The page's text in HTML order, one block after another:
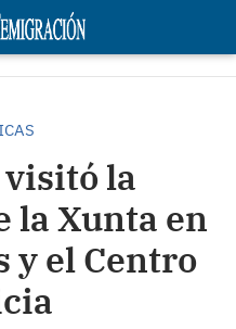
la
la Xunta en
y el Centro